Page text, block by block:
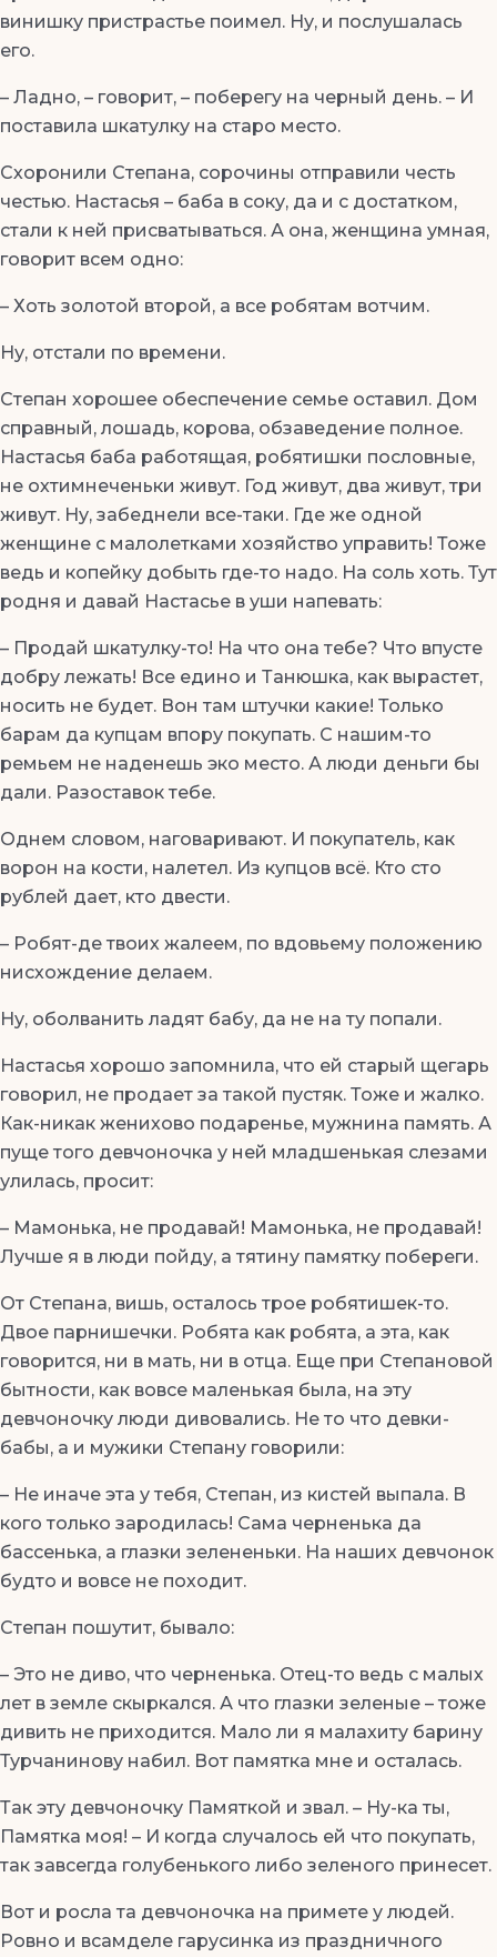
винишку пристрастье поимел. Ну, и послушалась
его.
– Ладно, – говорит, – поберегу на черный день. – И
поставила шкатулку на старо место.
Схоронили Степана, сорочины отправили честь
честью. Настасья – баба в соку, да и с достатком,
стали к ней присватываться. А она, женщина умная,
говорит всем одно:
– Хоть золотой второй, а все робятам вотчим.
Ну, отстали по времени.
Степан хорошее обеспечение семье оставил. Дом
справный, лошадь, корова, обзаведение полное.
Настасья баба работящая, робятишки пословные,
не охтимнеченьки живут. Год живут, два живут, три
живут. Ну, забеднели все-таки. Где же одной
женщине с малолетками хозяйство управить! Тоже
ведь и копейку добыть где-то надо. На соль хоть. Тут
родня и давай Настасье в уши напевать:
– Продай шкатулку-то! На что она тебе? Что впусте
добру лежать! Все едино и Танюшка, как вырастет,
носить не будет. Вон там штучки какие! Только
барам да купцам впору покупать. С нашим-то
ремьем не наденешь эко место. А люди деньги бы
дали. Разоставок тебе.
Однем словом, наговаривают. И покупатель, как
ворон на кости, налетел. Из купцов всё. Кто сто
рублей дает, кто двести.
– Робят-де твоих жалеем, по вдовьему положению
нисхождение делаем.
Ну, оболванить ладят бабу, да не на ту попали.
Настасья хорошо запомнила, что ей старый щегарь
говорил, не продает за такой пустяк. Тоже и жалко.
Как-никак женихово подаренье, мужнина память. А
пуще того девчоночка у ней младшенькая слезами
улилась, просит:
– Мамонька, не продавай! Мамонька, не продавай!
Лучше я в люди пойду, а тятину памятку побереги.
От Степана, вишь, осталось трое робятишек-то.
Двое парнишечки. Робята как робята, а эта, как
говорится, ни в мать, ни в отца. Еще при Степановой
бытности, как вовсе маленькая была, на эту
девчоночку люди дивовались. Не то что девки-
бабы, а и мужики Степану говорили:
– Не иначе эта у тебя, Степан, из кистей выпала. В
кого только зародилась! Сама черненька да
бассенька, а глазки зелененьки. На наших девчонок
будто и вовсе не походит.
Степан пошутит, бывало:
– Это не диво, что черненька. Отец-то ведь с малых
лет в земле скыркался. А что глазки зеленые – тоже
дивить не приходится. Мало ли я малахиту барину
Турчанинову набил. Вот памятка мне и осталась.
Так эту девчоночку Памяткой и звал. – Ну-ка ты,
Памятка моя! – И когда случалось ей что покупать,
так завсегда голубенького либо зеленого принесет.
Вот и росла та девчоночка на примете у людей.
Ровно и всамделе гарусинка из праздничного